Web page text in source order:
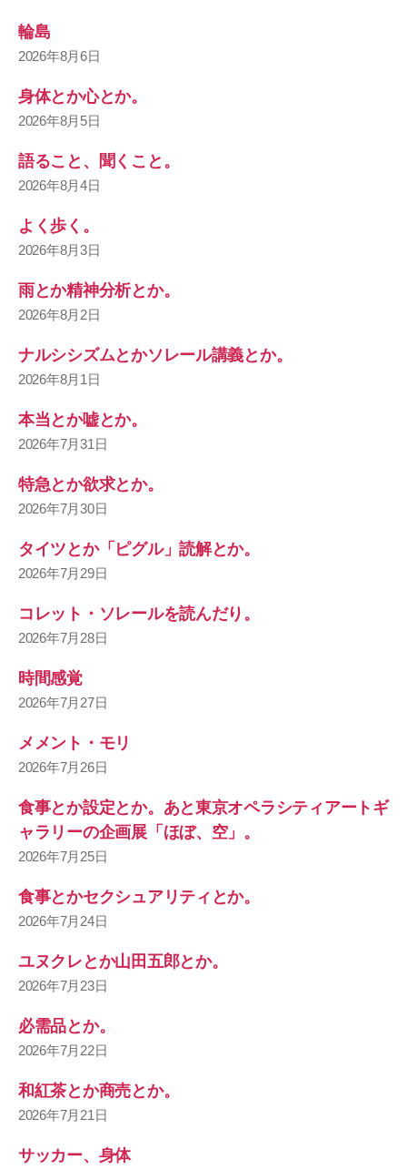
輪島
2026年8月6日
身体とか心とか。
2026年8月5日
語ること、聞くこと。
2026年8月4日
よく歩く。
2026年8月3日
雨とか精神分析とか。
2026年8月2日
ナルシシズムとかソレール講義とか。
2026年8月1日
本当とか嘘とか。
2026年7月31日
特急とか欲求とか。
2026年7月30日
タイツとか「ピグル」読解とか。
2026年7月29日
コレット・ソレールを読んだり。
2026年7月28日
時間感覚
2026年7月27日
メメント・モリ
2026年7月26日
食事とか設定とか。あと東京オペラシティアートギ
ャラリーの企画展「ほぼ、空」。
2026年7月25日
食事とかセクシュアリティとか。
2026年7月24日
ユヌクレとか山田五郎とか。
2026年7月23日
必需品とか。
2026年7月22日
和紅茶とか商売とか。
2026年7月21日
サッカー、身体